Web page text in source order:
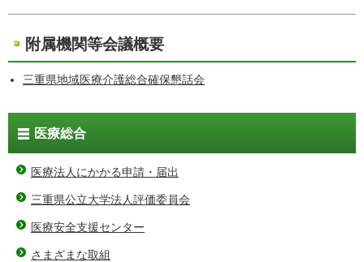
附属機関等会議概要
三重県地域医療介護総合確保懇話会
医療総合
医療法人にかかる申請・届出
三重県公立大学法人評価委員会
医療安全支援センター
さまざまな取組